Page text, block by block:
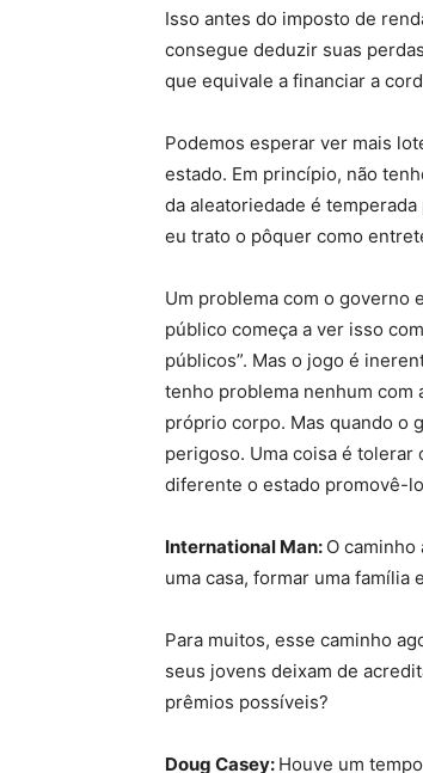
Isso antes do imposto de
consegue deduzir suas
que equivale a financiar a
Podemos esperar ver mais
estado. Em princípio, não
da aleatoriedade é
eu trato o pôquer como
Um problema com o governo
público começa a ver isso
públicos”. Mas o jogo é
tenho problema nenhum com
próprio corpo. Mas quando o
perigoso. Uma coisa é
diferente o estado promovê-
International Man: O
uma casa, formar uma família
Para muitos, esse caminho
seus jovens deixam de
prêmios possíveis?
Doug Casey: Houve um